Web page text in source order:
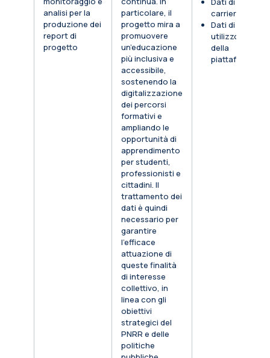
analisi per la
produzione dei
report di
progetto
particolare, il
progetto mira a
promuovere
un’educazione
più inclusiva e
accessibile,
sostenendo la
digitalizzazione
dei percorsi
formativi e
ampliando le
opportunità di
apprendimento
per studenti,
professionisti e
cittadini. Il
trattamento dei
dati è quindi
necessario per
garantire
l’efficace
attuazione di
queste finalità
di interesse
collettivo, in
linea con gli
obiettivi
strategici del
PNRR e delle
politiche
carriera
Dati di
utilizzo
della
piattaforma